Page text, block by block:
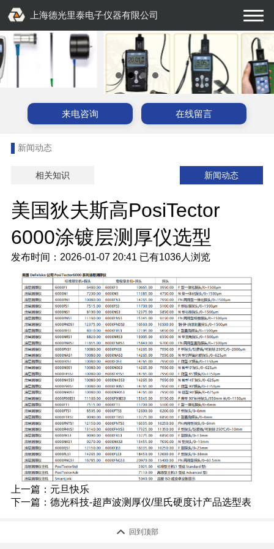
上海德光里泰电子仪器有限公司
来电咨询 在线留言
新闻动态
相关知识 新闻动态
美国狄夫斯高PosiTector
6000涂镀层测厚仪选型
发布时间：2026-01-07 20:41 已有 1036人浏览
上一篇： 元旦快乐
下一篇： 德光科技-超声波测厚仪/里氏硬度计产品选型表
回到顶部